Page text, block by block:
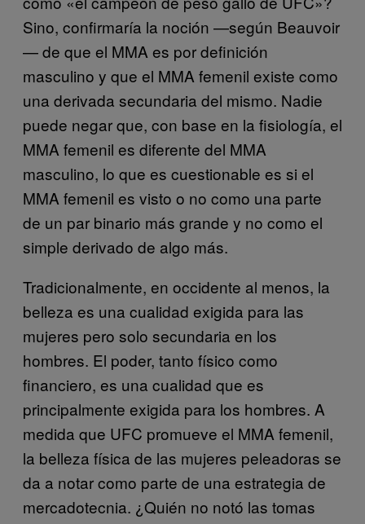
Sino, confirmaría la noción —según Beauvoir
— de que el MMA es por definición
masculino y que el MMA femenil existe como
una derivada secundaria del mismo. Nadie
puede negar que, con base en la fisiología, el
MMA femenil es diferente del MMA
masculino, lo que es cuestionable es si el
MMA femenil es visto o no como una parte
de un par binario más grande y no como el
simple derivado de algo más.
Tradicionalmente, en occidente al menos, la
belleza es una cualidad exigida para las
mujeres pero solo secundaria en los
hombres. El poder, tanto físico como
financiero, es una cualidad que es
principalmente exigida para los hombres. A
medida que UFC promueve el MMA femenil,
la belleza física de las mujeres peleadoras se
da a notar como parte de una estrategia de
mercadotecnia. ¿Quién no notó las tomas